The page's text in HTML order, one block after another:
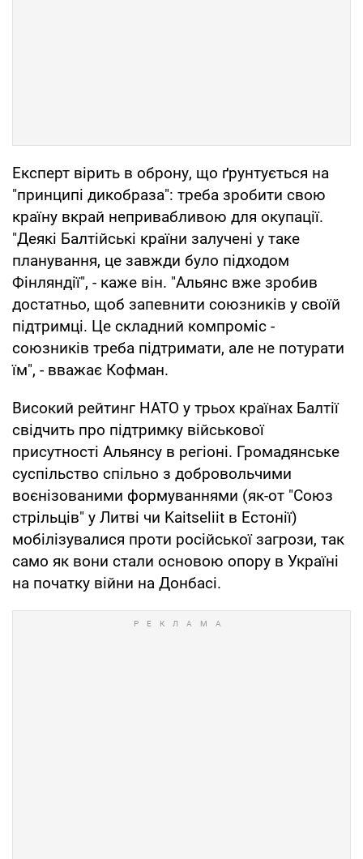
Експерт вірить в оброну, що ґрунтується на
"принципі дикобраза": треба зробити свою
країну вкрай непривабливою для окупації.
"Деякі Балтійські країни залучені у таке
планування, це завжди було підходом
Фінляндії", - каже він. "Альянс вже зробив
достатньо, щоб запевнити союзників у своїй
підтримці. Це складний компроміс -
союзників треба підтримати, але не потурати
їм", - вважає Кофман.
Високий рейтинг НАТО у трьох країнах Балтії
свідчить про підтримку військової
присутності Альянсу в регіоні. Громадянське
суспільство спільно з добровольчими
воєнізованими формуваннями (як-от "Союз
стрільців" у Литві чи Kaitseliit в Естонії)
мобілізувалися проти російської загрози, так
само як вони стали основою опору в Україні
на початку війни на Донбасі.